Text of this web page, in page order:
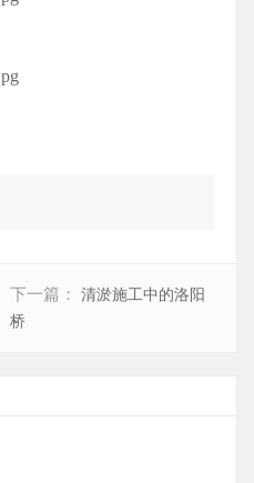
下一篇： 清淤施工中的洛阳
桥